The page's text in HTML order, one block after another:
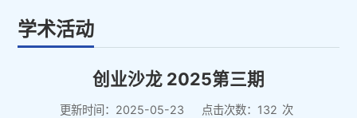
学术活动
创业沙龙 2025第三期
更新时间：2025-05-23 点击次数： 132 次